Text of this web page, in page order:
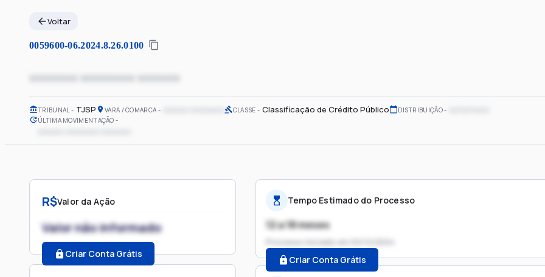
Voltar
0059600-06.2024.8.26.0100
xxxxxxxx xxxxxxxxx xxxxxxx
TRIBUNAL TJSP VARA / COMARCA CLASSE Classificação de Crédito Público DISTRIBUIÇÃO
ÚLTIMA MOVIMENTAÇÃO
R$Valor da Ação
Valor não informado
Criar Conta Grátis
Tempo Estimado do Processo
12 a 18 meses
Processo iniciado em
Criar Conta Grátis